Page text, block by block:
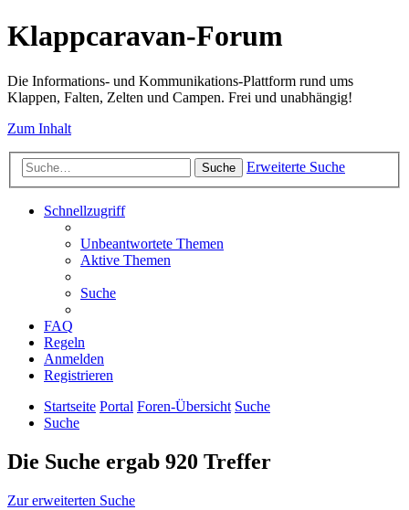
Klappcaravan-Forum
Die Informations- und Kommunikations-Plattform rund ums
Klappen, Falten, Zelten und Campen. Frei und unabhängig!
Zum Inhalt
Suche Erweiterte Suche
Schnellzugriff
Unbeantwortete Themen
Aktive Themen
Suche
FAQ
Regeln
Anmelden
Registrieren
Startseite Portal Foren-Übersicht Suche
Suche
Die Suche ergab 920 Treffer
Zur erweiterten Suche